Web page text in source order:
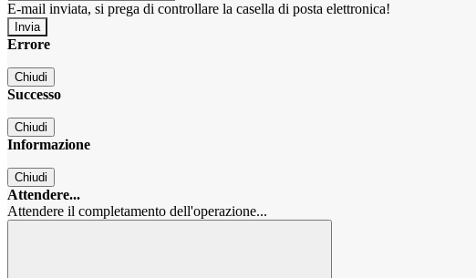
E-mail inviata, si prega di controllare la casella di posta elettronica!
Errore
Chiudi
Successo
Chiudi
Informazione
Chiudi
Attendere...
Attendere il completamento dell'operazione...